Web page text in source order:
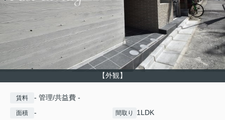
【外観】
賃料 - 管理/共益費 -
面積 - 間取り 1LDK